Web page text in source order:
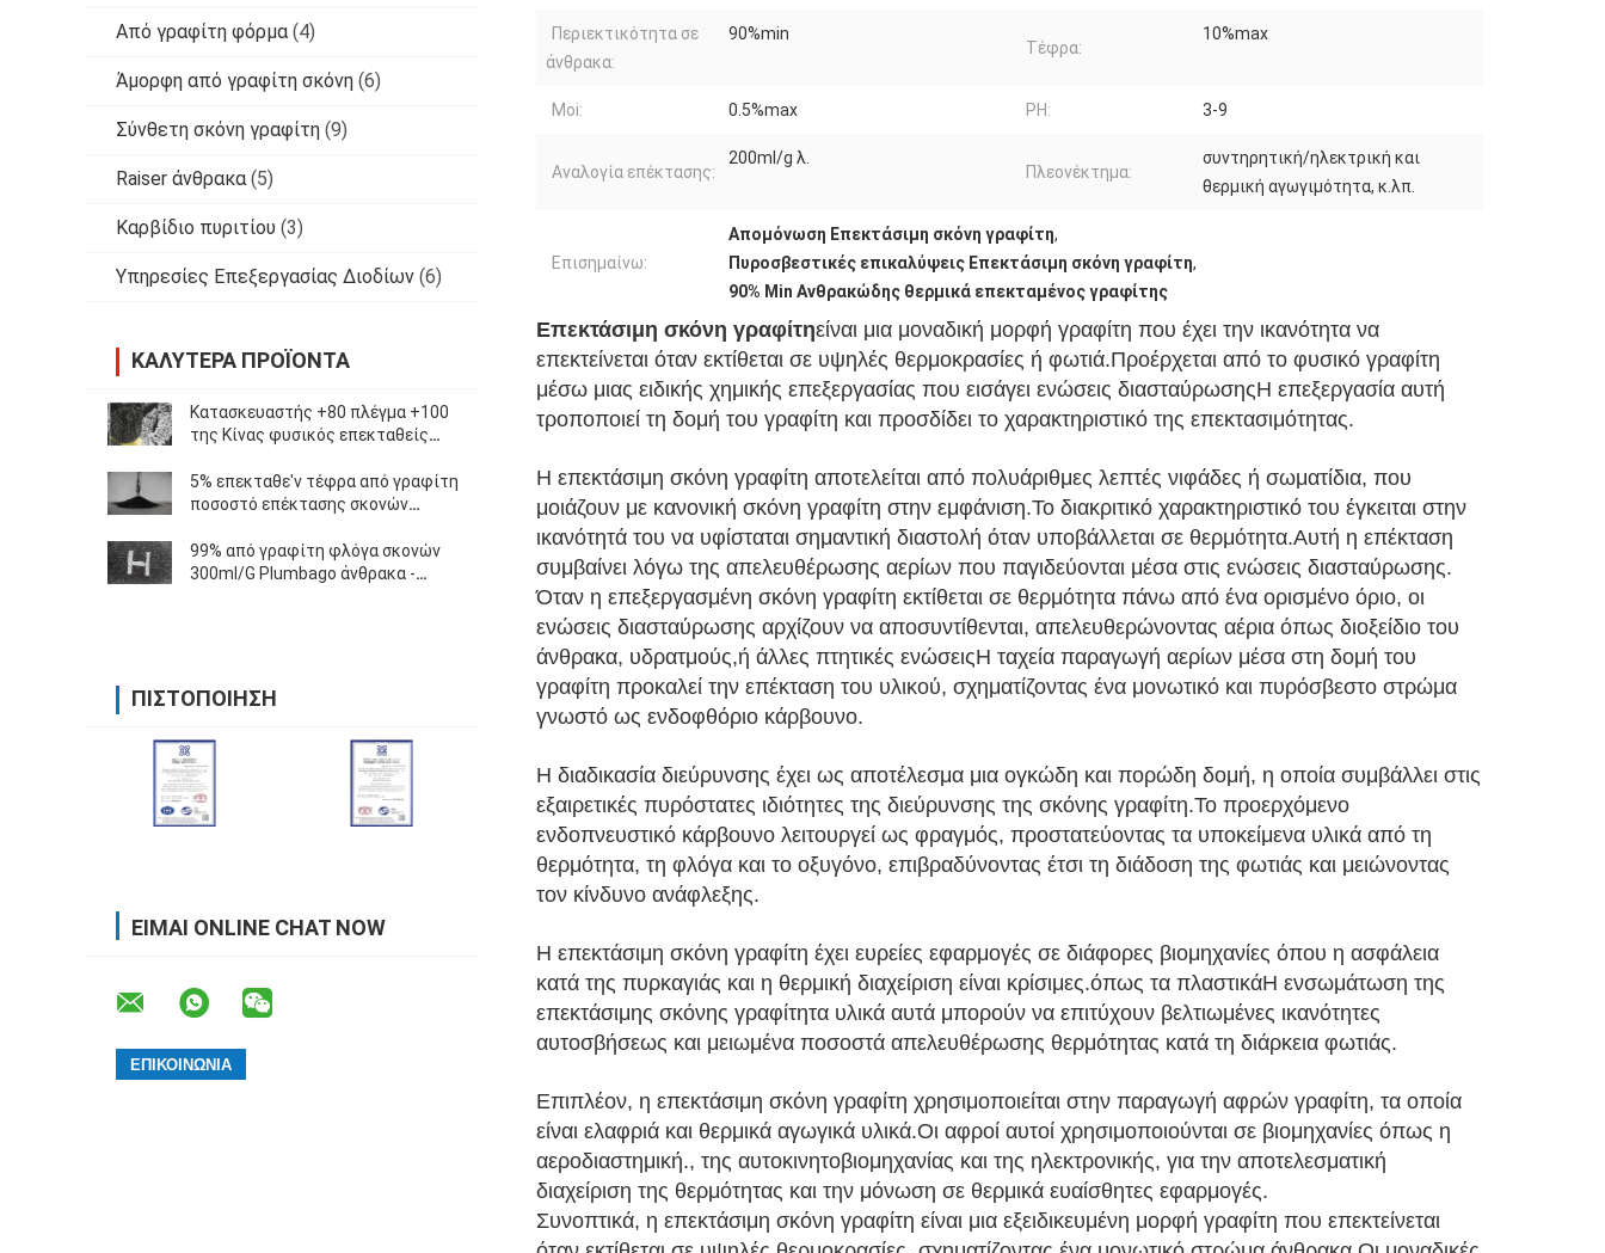
Από γραφίτη φόρμα (4)
Άμορφη από γραφίτη σκόνη (6)
Σύνθετη σκόνη γραφίτη (9)
Raiser άνθρακα (5)
Καρβίδιο πυριτίου (3)
Υπηρεσίες Επεξεργασίας Διοδίων (6)
ΚΑΛΎΤΕΡΑ ΠΡΟΪΌΝΤΑ
Κατασκευαστής +80 πλέγμα +100
της Κίνας φυσικός επεκταθείς
υψηλός που χρησιμοποιείται στα
μηχανήματα
5% επεκταθε'ν τέφρα από γραφίτη
ποσοστό επέκτασης σκονών
μεταλλουργική βιομηχανία
99% από γραφίτη φλόγα σκονών
300ml/G Plumbago άνθρακα -
ΠΙΣΤΟΠΟΊΗΣΗ
ΕΊΜΑΙ ONLINE CHAT NOW
Περιεκτικότητα σε
άνθρακα:
90%min
Τέφρα:
10%max
Moi: 0.5%max PH: 3-9
Αναλογία επέκτασης:
200ml/g λ.
Πλεονέκτημα:
συντηρητική/ηλεκτρική και
θερμική αγωγιμότητα, κ.λπ.
Επισημαίνω:
Απομόνωση Επεκτάσιμη σκόνη γραφίτη,
Πυροσβεστικές επικαλύψεις Επεκτάσιμη σκόνη γραφίτη,
90% Min Ανθρακώδης θερμικά επεκταμένος γραφίτης
Επεκτάσιμη σκόνη γραφίτηείναι μια μοναδική μορφή γραφίτη που έχει την ικανότητα να
επεκτείνεται όταν εκτίθεται σε υψηλές θερμοκρασίες ή φωτιά.Προέρχεται από το φυσικό γραφίτη
μέσω μιας ειδικής χημικής επεξεργασίας που εισάγει ενώσεις διασταύρωσηςΗ επεξεργασία αυτή
τροποποιεί τη δομή του γραφίτη και προσδίδει το χαρακτηριστικό της επεκτασιμότητας.
Η επεκτάσιμη σκόνη γραφίτη αποτελείται από πολυάριθμες λεπτές νιφάδες ή σωματίδια, που
μοιάζουν με κανονική σκόνη γραφίτη στην εμφάνιση.Το διακριτικό χαρακτηριστικό του έγκειται στην
ικανότητά του να υφίσταται σημαντική διαστολή όταν υποβάλλεται σε θερμότητα.Αυτή η επέκταση
συμβαίνει λόγω της απελευθέρωσης αερίων που παγιδεύονται μέσα στις ενώσεις διασταύρωσης.
Όταν η επεξεργασμένη σκόνη γραφίτη εκτίθεται σε θερμότητα πάνω από ένα ορισμένο όριο, οι
ενώσεις διασταύρωσης αρχίζουν να αποσυντίθενται, απελευθερώνοντας αέρια όπως διοξείδιο του
άνθρακα, υδρατμούς,ή άλλες πτητικές ενώσειςΗ ταχεία παραγωγή αερίων μέσα στη δομή του
γραφίτη προκαλεί την επέκταση του υλικού, σχηματίζοντας ένα μονωτικό και πυρόσβεστο στρώμα
γνωστό ως ενδοφθόριο κάρβουνο.
Η διαδικασία διεύρυνσης έχει ως αποτέλεσμα μια ογκώδη και πορώδη δομή, η οποία συμβάλλει στις
εξαιρετικές πυρόστατες ιδιότητες της διεύρυνσης της σκόνης γραφίτη.Το προερχόμενο
ενδοπνευστικό κάρβουνο λειτουργεί ως φραγμός, προστατεύοντας τα υποκείμενα υλικά από τη
θερμότητα, τη φλόγα και το οξυγόνο, επιβραδύνοντας έτσι τη διάδοση της φωτιάς και μειώνοντας
τον κίνδυνο ανάφλεξης.
Η επεκτάσιμη σκόνη γραφίτη έχει ευρείες εφαρμογές σε διάφορες βιομηχανίες όπου η ασφάλεια
κατά της πυρκαγιάς και η θερμική διαχείριση είναι κρίσιμες.όπως τα πλαστικάΗ ενσωμάτωση της
επεκτάσιμης σκόνης γραφίτητα υλικά αυτά μπορούν να επιτύχουν βελτιωμένες ικανότητες
αυτοσβήσεως και μειωμένα ποσοστά απελευθέρωσης θερμότητας κατά τη διάρκεια φωτιάς.
Επιπλέον, η επεκτάσιμη σκόνη γραφίτη χρησιμοποιείται στην παραγωγή αφρών γραφίτη, τα οποία
είναι ελαφριά και θερμικά αγωγικά υλικά.Οι αφροί αυτοί χρησιμοποιούνται σε βιομηχανίες όπως η
αεροδιαστημική., της αυτοκινητοβιομηχανίας και της ηλεκτρονικής, για την αποτελεσματική
διαχείριση της θερμότητας και την μόνωση σε θερμικά ευαίσθητες εφαρμογές.
Συνοπτικά, η επεκτάσιμη σκόνη γραφίτη είναι μια εξειδικευμένη μορφή γραφίτη που επεκτείνεται